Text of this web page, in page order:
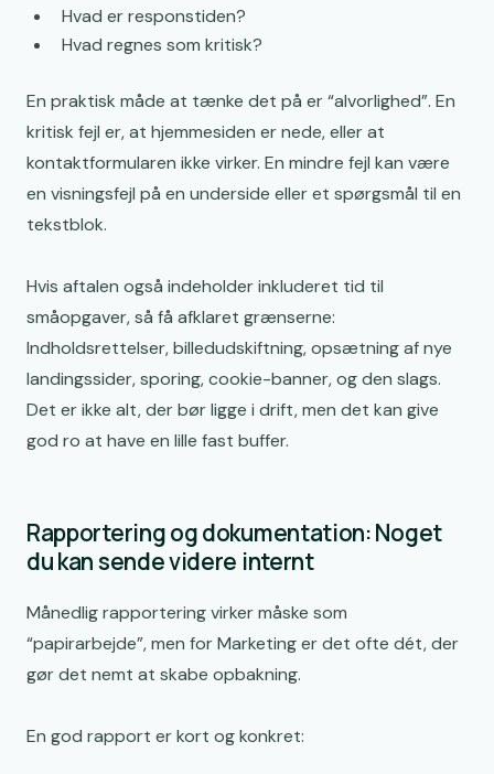
Hvad er responstiden?
Hvad regnes som kritisk?
En praktisk måde at tænke det på er “alvorlighed”. En
kritisk fejl er, at hjemmesiden er nede, eller at
kontaktformularen ikke virker. En mindre fejl kan være
en visningsfejl på en underside eller et spørgsmål til en
tekstblok.
Hvis aftalen også indeholder inkluderet tid til
småopgaver, så få afklaret grænserne:
Indholdsrettelser, billedudskiftning, opsætning af nye
landingssider, sporing, cookie-banner, og den slags.
Det er ikke alt, der bør ligge i drift, men det kan give
god ro at have en lille fast buffer.
Rapportering og dokumentation: Noget
du kan sende videre internt
Månedlig rapportering virker måske som
“papirarbejde”, men for Marketing er det ofte dét, der
gør det nemt at skabe opbakning.
En god rapport er kort og konkret: